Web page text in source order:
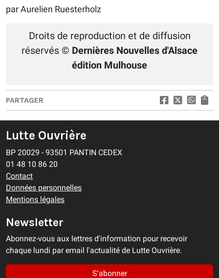
par Aurelien Ruesterholz
Droits de reproduction et de diffusion
réservés © Dernières Nouvelles d'Alsace
édition Mulhouse
PARTAGER
Lutte Ouvrière
BP 20029 - 93501 PANTIN CEDEX
01 48 10 86 20
Contact
Données personnelles
Mentions légales
Newsletter
Abonnez-vous aux lettres d'information pour recevoir
chaque lundi par email l'actualité de Lutte Ouvrière.
S'abonner